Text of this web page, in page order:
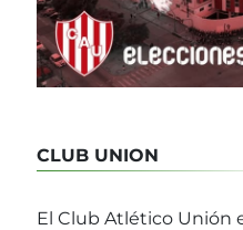
CLUB UNION
El Club Atlético Unión